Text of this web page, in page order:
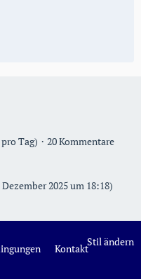
Tag) 20 Kommentare
Dezember 2025 um 18:18)
Stil ändern
Kontakt